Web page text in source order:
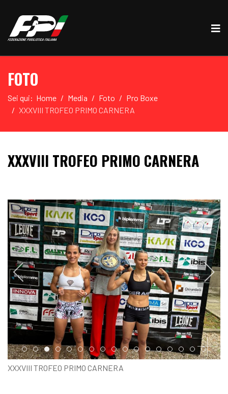
FOTO
Sei qui: Home Media Foto
Pro Boxe
XXXVIII TROFEO PRIMO CARNERA
XXXVIII TROFEO PRIMO CARNERA
Item 0Item 1Item 2Item 3Item 4Item 5Item 6Item 7Item 8Item 9Item 10
Item 11Item 12Item 13Item 14
Item 15
Item
XXXVIII TROFEO PRIMO CARNERA